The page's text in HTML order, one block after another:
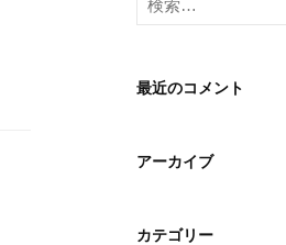
索:
最近のコメント
アーカイブ
カテゴリー